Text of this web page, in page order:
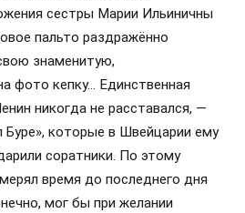
сестры Марии Ильиничны
пальто раздражённо
знаменитую,
фото кепку… Единственная
никогда не расставался, —
которые в Швейцарии ему
соратники. По этому
время до последнего дня
мог бы при желании